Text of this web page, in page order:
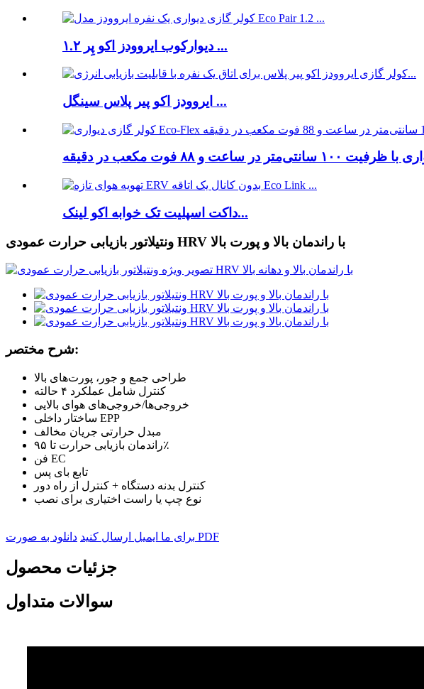
دیوارکوب ایروودز اکو پِر ۱.۲ ...
ایروودز اکو پیر پلاس سینگل ...
داکت اسپلیت تک خوابه اکو لینک...
ونتیلاتور بازیابی حرارت عمودی HRV با راندمان بالا و پورت بالا
شرح مختصر:
طراحی جمع و جور، پورت‌های بالا
کنترل شامل عملکرد ۴ حالته
خروجی‌ها/خروجی‌های هوای بالایی
ساختار داخلی EPP
مبدل حرارتی جریان مخالف
راندمان بازیابی حرارت تا ۹۵٪
فن EC
تابع بای پس
کنترل بدنه دستگاه + کنترل از راه دور
نوع چپ یا راست اختیاری برای نصب
برای ما ایمیل ارسال کنید دانلود به صورت PDF
جزئیات محصول
سوالات متداول